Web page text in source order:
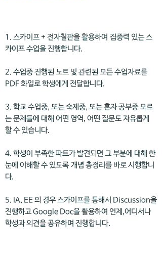
1. 스카이프 + 전자칠판을 활용하여 집중력 있는 스
카이프 수업을 진행합니다.
2. 수업중 진행된 노트 및 관련된 모든 수업자료를
PDF 화일로 학생에게 전달합니다.
3. 학교 수업중, 또는 숙제중, 또는 혼자 공부중 모르
는 문제들에 대해 어떤 영역, 어떤 질문도 자유롭게
할 수 있습니다.
4. 학생이 부족한 파트가 발견되면 그 부분에 대해 한
눈에 이해할 수 있도록 개념 총정리를 바로 시행합니
다.
5. IA, EE 의 경우 스카이프를 통해서 Discussion을
진행하고 Google Doc을 활용하여 언제,어디서나
학생과 의견을 공유하며 진행합니다.